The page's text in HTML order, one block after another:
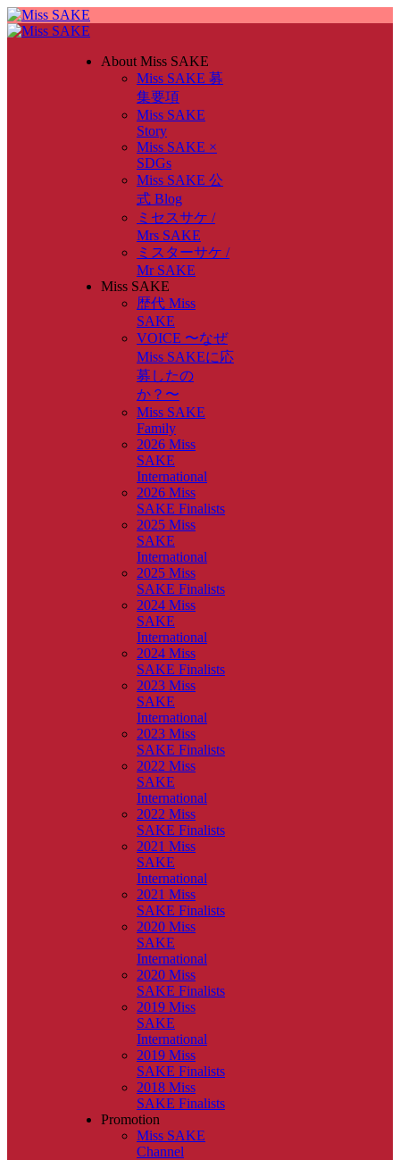
About Miss SAKE
Miss SAKE 募
集要項
Miss SAKE
Story
Miss SAKE ×
SDGs
Miss SAKE 公
式 Blog
ミセスサケ /
Mrs SAKE
ミスターサケ /
Mr SAKE
Miss SAKE
歴代 Miss
SAKE
VOICE 〜なぜ
Miss SAKEに応
募したの
か？〜
Miss SAKE
Family
2026 Miss
SAKE
International
2026 Miss
SAKE Finalists
2025 Miss
SAKE
International
2025 Miss
SAKE Finalists
2024 Miss
SAKE
International
2024 Miss
SAKE Finalists
2023 Miss
SAKE
International
2023 Miss
SAKE Finalists
2022 Miss
SAKE
International
2022 Miss
SAKE Finalists
2021 Miss
SAKE
International
2021 Miss
SAKE Finalists
2020 Miss
SAKE
International
2020 Miss
SAKE Finalists
2019 Miss
SAKE
International
2019 Miss
SAKE Finalists
2018 Miss
SAKE Finalists
Promotion
Miss SAKE
Channel